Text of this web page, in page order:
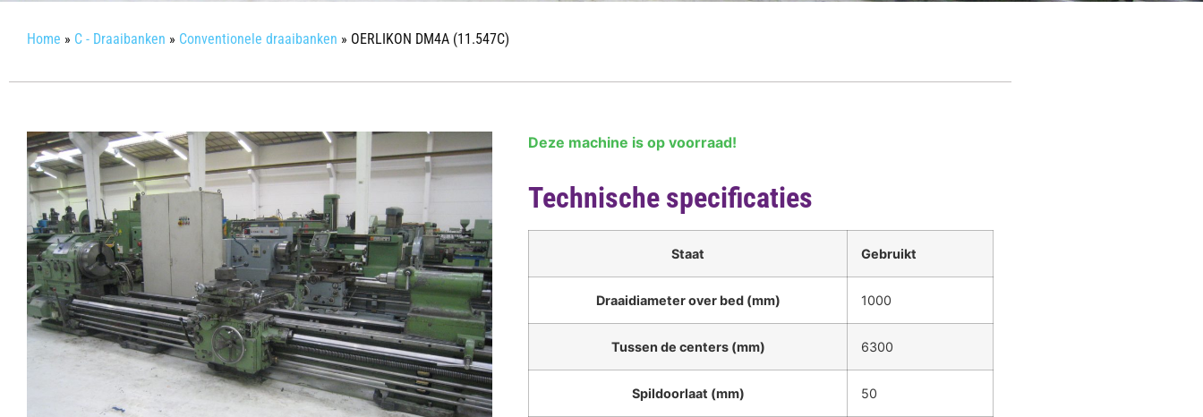
Home » C - Draaibanken » Conventionele draaibanken » OERLIKON DM4A (11.547C)
Deze machine is op voorraad!
Technische specificaties
Staat Gebruikt
Draaidiameter over bed (mm) 1000
Tussen de centers (mm) 6300
Spildoorlaat (mm) 50